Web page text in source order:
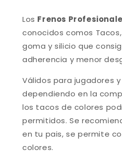
Los Frenos
conocidos comos
goma y silicio que
adherencia y menor
Válidos para jugadores
dependiendo en la
los tacos de colores
permitidos. Se
en tu pais, se permite
colores.